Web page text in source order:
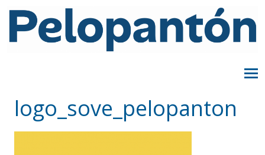
logo_sove_pelopanton